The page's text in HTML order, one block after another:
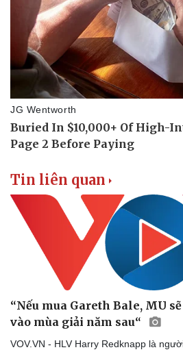
Doanh nghiệp
Thông tin doanh nghiệp
Doanh nghiệp 24h
Doanh nhân
Vì cộng đồng
Tin liên quan
“Nếu mua Gareth Bale, MU
vào mùa giải năm sau“
VOV.VN - HLV Harry Redknapp là